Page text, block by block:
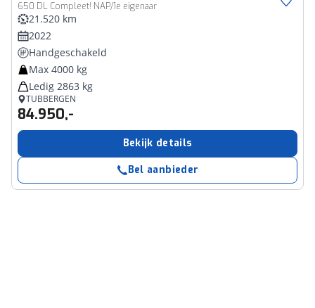
650 DL Compleet! NAP/1e eigenaar
21.520 km
2022
Handgeschakeld
Max 4000 kg
Ledig 2863 kg
TUBBERGEN
84.950,-
Bekijk details
Bel aanbieder